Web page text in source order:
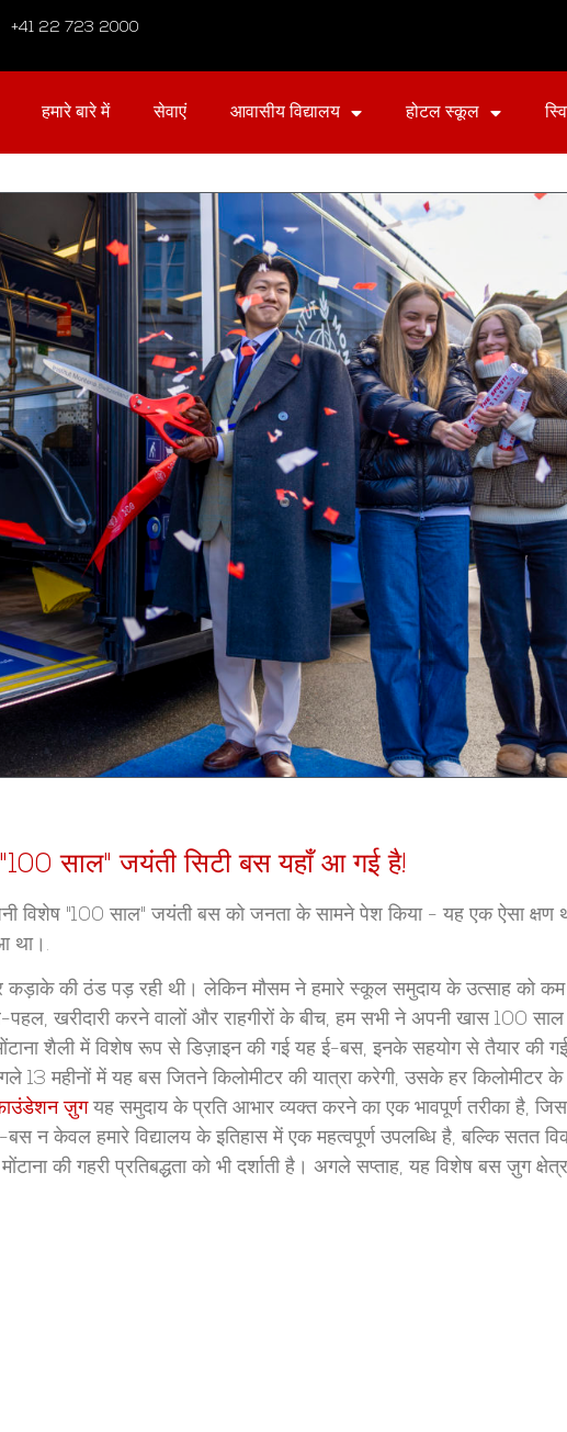
+41 22 723 2000
हमारे बारे में सेवाएं आवासीय विद्यालय होटल स्कूल
"100 साल" जयंती सिटी बस यहाँ आ गई है!
विशेष "100 साल" जयंती बस को जनता के सामने पेश किया - यह एक ऐसा क्षण
था।.
की ठंड पड़ रही थी। लेकिन मौसम ने हमारे स्कूल समुदाय के उत्साह को कम
पहल, खरीदारी करने वालों और राहगीरों के बीच, हम सभी ने अपनी खास 100
शैली में विशेष रूप से डिज़ाइन की गई यह ई-बस, इनके सहयोग से तैयार की
13 महीनों में यह बस जितने किलोमीटर की यात्रा करेगी, उसके हर किलोमीटर के
ज़ुगयह समुदाय के प्रति आभार व्यक्त करने का एक भावपूर्ण तरीका है,
बस न केवल हमारे विद्यालय के इतिहास में एक महत्वपूर्ण उपलब्धि है, बल्कि सतत
की गहरी प्रतिबद्धता को भी दर्शाती है। अगले सप्ताह, यह विशेष बस ज़ुग